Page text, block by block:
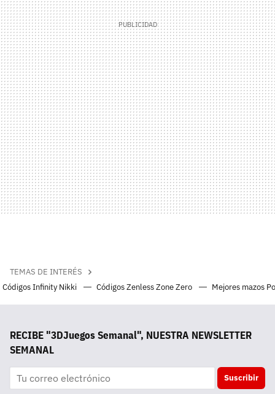
TEMAS DE INTERÉS
Códigos Infinity Nikki
Códigos Zenless Zone Zero Mejores mazos
RECIBE "3DJuegos Semanal", NUESTRA NEWSLETTER
SEMANAL
Suscribir